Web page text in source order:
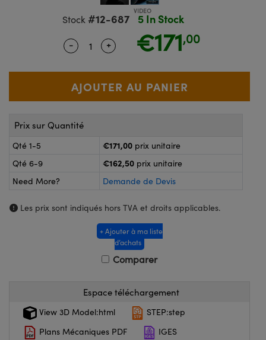
de Poche ou à Mesure Directe
Gratings™
Optiques de SCHOTT
Stock #12-687 5 In Stock
Quantity Selector
- Use the plus and minus buttons to
+ €171,00
Prix sur Quantité
Qté 1-5 €171,00 prix unitaire
Qté 6-9
€162,50 prix unitaire
Need More?
Demande de Devis
Les prix sont indiqués hors TVA et droits applicables.
+ Ajouter à ma liste
d’achats
Comparer
Espace téléchargement
View 3D Model:html
STEP:step
Plans Mécaniques PDF
IGES